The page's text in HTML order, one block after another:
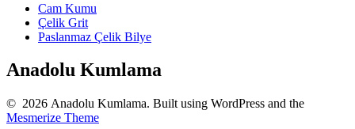
Cam Kumu
Çelik Grit
Paslanmaz Çelik Bilye
Anadolu Kumlama
© 2026 Anadolu Kumlama. Built using WordPress and the
Mesmerize Theme